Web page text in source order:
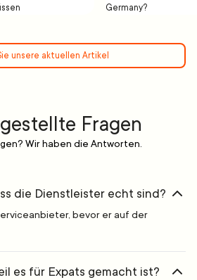
Germany?
unsere aktuellen Artikel
Fragen
Wir haben die Antworten.
die Dienstleister echt sind?
bevor er auf der
es für Expats gemacht ist?